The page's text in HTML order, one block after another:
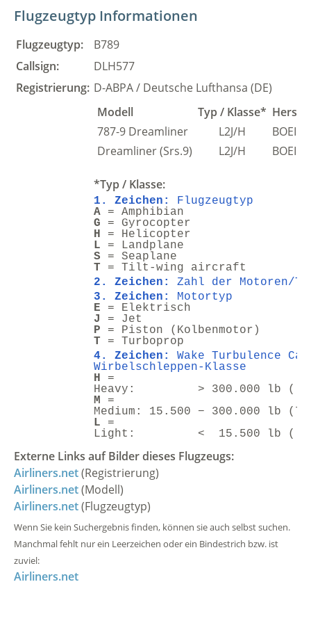
Flugzeugtyp Informationen
Flugzeugtyp:
B789
Callsign:
DLH577
Registrierung: D-ABPA / Deutsche Lufthansa (DE)
Modell
Typ / Klasse*
787-9 Dreamliner
L2J/H
Dreamliner (Srs.9)
L2J/H
*Typ / Klasse:
1. Zeichen:
Flugzeugtyp
A = Amphibian
G = Gyrocopter
H = Helicopter
L = Landplane
S = Seaplane
T = Tilt-wing aircraft
2. Zeichen:
Zahl der Motoren/
3. Zeichen:
Motortyp
E = Elektrisch
J
= Jet
P = Piston (Kolbenmotor)
T = Turboprop
4. Zeichen:
Wake Turbulence
Wirbelschleppen-Klasse
H =
Heavy: > 300.000 lb ( >
M =
Medium: 15.500 − 300.000 lb (7
L =
Light: < 15.500 lb ( <
Externe Links auf Bilder dieses Flugzeugs:
Airliners.net(Registrierung)
Airliners.net(Modell)
Airliners.net(Flugzeugtyp)
Wenn Sie kein Suchergebnis finden, können sie auch selbst suchen.
Manchmal fehlt nur ein Leerzeichen oder ein Bindestrich bzw. ist
zuviel:
Airliners.net